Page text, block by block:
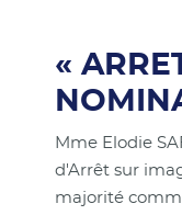
«
Mme Elodie
d'Arrêt sur
majorité